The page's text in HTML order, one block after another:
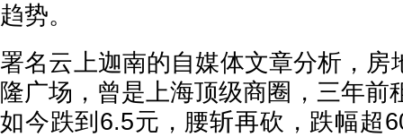
趋势。
署名云上迦南的自媒体文章分析，房
隆广场，曾是上海顶级商圈，三年前
如今跌到6.5元，腰斩再砍，跌幅超